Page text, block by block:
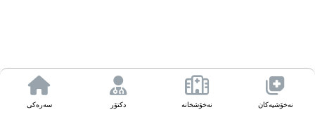
نەخۆشیەکان نەخۆشخانە دکتۆر سەرەکی